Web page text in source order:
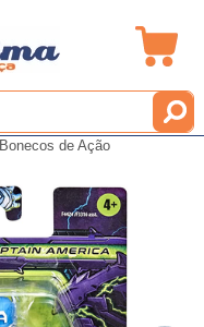
Bonecos de Ação